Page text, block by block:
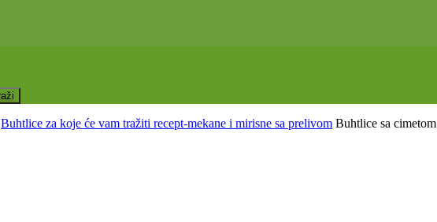
Buhtlice za koje će vam tražiti recept-mekane i mirisne sa prelivom Buhtlice sa cimetom